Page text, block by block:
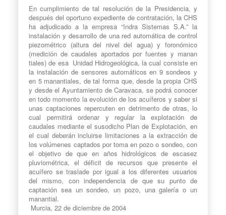
En cumplimiento de tal resolución de la Presidencia, y
después del oportuno expediente de contratación, la CHS
ha adjudicado a la empresa “Indra Sistemas S.A.” la
instalación y desarrollo de una red automática de control
piezométrico (altura del nivel del agua) y foronómico
(medición de caudales aportados por fuentes y manan
tiales) de esa Unidad Hidrogeológica, la cual consiste en
la instalación de sensores automáticos en 9 sondeos y
en 5 manantiales, de tal forma que, desde la propia CHS
y desde el Ayuntamiento de Caravaca, se podrá conocer
en todo momento la evolución de los acuíferos y saber si
unas captaciones repercuten en detrimento de otras, lo
cual permitirá ordenar y regular la explotación de
caudales mediante el susodicho Plan de Explotación, en
el cual deberán incluirse limitaciones a la extracción de
los volúmenes captados por toma en pozo o sondeo, con
el objetivo de que en años hidrológicos de escasez
pluviométrica, el déficit de recursos que presente el
acuífero se traslade por igual a los diferentes usuarios
del mismo, con independencia de que su punto de
captación sea un sondeo, un pozo, una galería o un
manantial.
Murcia, 22 de diciembre de 2004